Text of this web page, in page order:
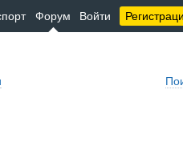
Форум Войти